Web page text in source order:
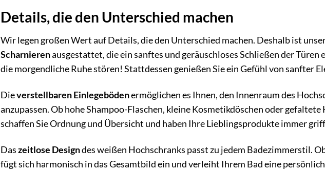
Details, die den Unterschied machen
Wir legen großen Wert auf Details, die den Unterschied machen. Deshalb ist
Scharnierenausgestattet, die ein sanftes und geräuschloses Schließen der
die morgendliche Ruhe stören! Stattdessen genießen Sie ein Gefühl von sanfter
Dieverstellbaren Einlegebödenermöglichen es Ihnen, den Innenraum des
anzupassen. Ob hohe Shampoo-Flaschen, kleine Kosmetikdöschen oder
schaffen Sie Ordnung und Übersicht und haben Ihre Lieblingsprodukte immer
Daszeitlose Designdes weißen Hochschranks passt zu jedem Badezimmerstil.
fügt sich harmonisch in das Gesamtbild ein und verleiht Ihrem Bad eine